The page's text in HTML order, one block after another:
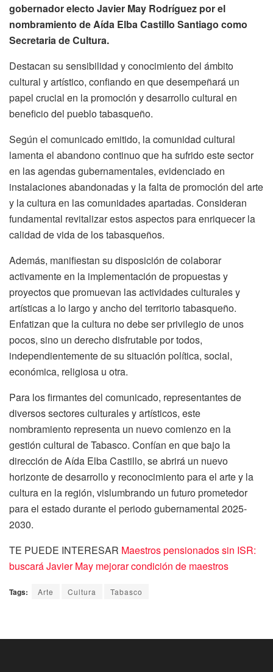
gobernador electo Javier May Rodríguez por el
nombramiento de Aída Elba Castillo Santiago como
Secretaria de Cultura.
Destacan su sensibilidad y conocimiento del ámbito
cultural y artístico, confiando en que desempeñará un
papel crucial en la promoción y desarrollo cultural en
beneficio del pueblo tabasqueño.
Según el comunicado emitido, la comunidad cultural
lamenta el abandono continuo que ha sufrido este sector
en las agendas gubernamentales, evidenciado en
instalaciones abandonadas y la falta de promoción del arte
y la cultura en las comunidades apartadas. Consideran
fundamental revitalizar estos aspectos para enriquecer la
calidad de vida de los tabasqueños.
Además, manifiestan su disposición de colaborar
activamente en la implementación de propuestas y
proyectos que promuevan las actividades culturales y
artísticas a lo largo y ancho del territorio tabasqueño.
Enfatizan que la cultura no debe ser privilegio de unos
pocos, sino un derecho disfrutable por todos,
independientemente de su situación política, social,
económica, religiosa u otra.
Para los firmantes del comunicado, representantes de
diversos sectores culturales y artísticos, este
nombramiento representa un nuevo comienzo en la
gestión cultural de Tabasco. Confían en que bajo la
dirección de Aída Elba Castillo, se abrirá un nuevo
horizonte de desarrollo y reconocimiento para el arte y la
cultura en la región, vislumbrando un futuro prometedor
para el estado durante el periodo gubernamental 2025-
2030.
TE PUEDE INTERESAR Maestros pensionados sin ISR:
buscará Javier May mejorar condición de maestros
Tags: Arte Cultura Tabasco